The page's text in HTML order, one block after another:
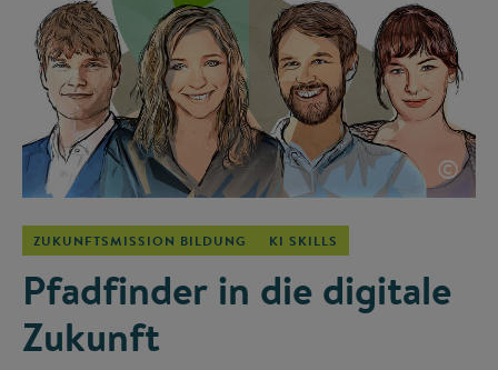
©
ZUKUNFTSMISSION BILDUNG KI SKILLS
Pfadfinder in die digitale
Zukunft